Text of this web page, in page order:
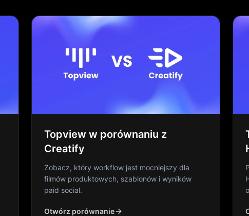
Topview w porównaniu z
Creatify
Zobacz, który workflow jest mocniejszy dla
filmów produktowych, szablonów i wyników
paid social.
Otwórz porównanie